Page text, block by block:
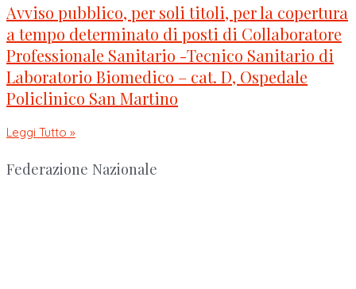
Avviso pubblico, per soli titoli, per la copertura
a tempo determinato di posti di Collaboratore
Professionale Sanitario -Tecnico Sanitario di
Laboratorio Biomedico – cat. D, Ospedale
Policlinico San Martino
Leggi Tutto »
Federazione Nazionale